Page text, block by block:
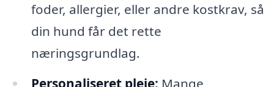
foder, allergier, eller andre kostkrav, så
din hund får det rette
næringsgrundlag.
Personaliseret pleje: Mange